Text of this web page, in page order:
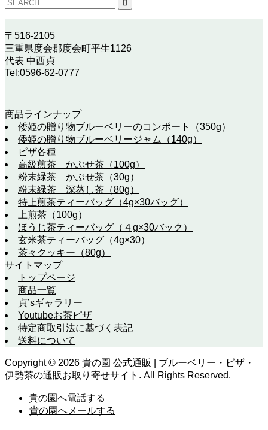
〒516-2105
三重県度会郡度会町平生1126
代表 中西貞
Tel:0596-62-0777
商品ラインナップ
倭姫の贈り物ブルーベリーのコンポート（350g）
倭姫の贈り物ブルーベリージャム（140g）
ピザ各種
高級煎茶 かぶせ茶（100g）
粉末緑茶 かぶせ茶（30g）
粉末緑茶 深蒸し茶（80g）
特上煎茶ティーバッグ（4g×30バッグ）
上煎茶（100g）
ほうじ茶ティーバッグ（４g×30バック）
玄米茶ティーバッグ（4g×30）
茶々クッキー（80g）
サイトマップ
トップページ
商品一覧
貞’sギャラリー
Youtubeお茶ピザ
特定商取引法に基づく表記
送料について
Copyright © 2026 貴の園 公式通販 | ブルーベリー・ピザ・
伊勢茶の通販お取り寄せサイト. All Rights Reserved.
貴の園へ電話する
貴の園へメールする